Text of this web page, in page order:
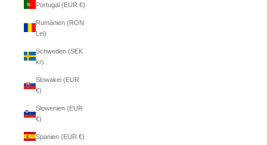
Portugal (EUR €)
Rumänien (RON
Lei)
Schweden (SEK
kr)
Slowakei (EUR
€)
Slowenien (EUR
€)
Spanien (EUR €)